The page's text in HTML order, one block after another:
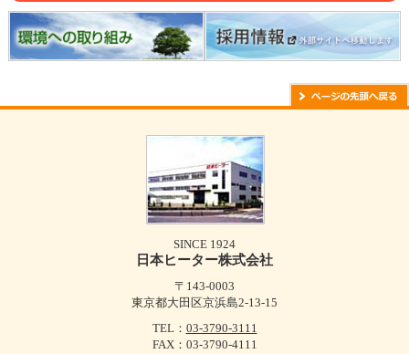
SINCE 1924
日本ヒーター株式会社
〒143-0003
東京都大田区京浜島2-13-15
TEL： 03-3790-3111
FAX：03-3790-4111